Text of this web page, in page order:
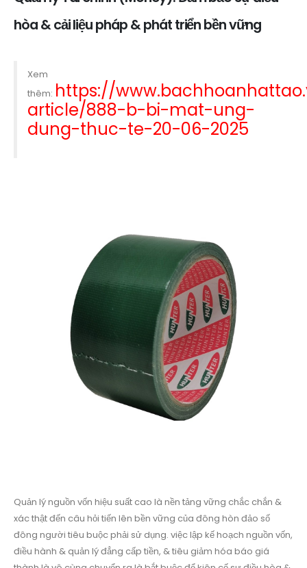
hòa & cải liệu pháp & phát triển bền vững
Xem
thêm: https://
article/888-b-bi-mat-ung-
dung-thuc-te-20-06-2025
Quản lý nguồn vốn hiệu suất cao là nền tảng vững chắc chắn &
xác thật đến câu hỏi tiến lên bền vững của đông hòn đảo số
đông người tiêu buộc phải sử dụng. việc lập kế hoạch nguồn vốn,
điều hành & quản lý đẳng cấp tiền, & tiêu giảm hóa báo giá